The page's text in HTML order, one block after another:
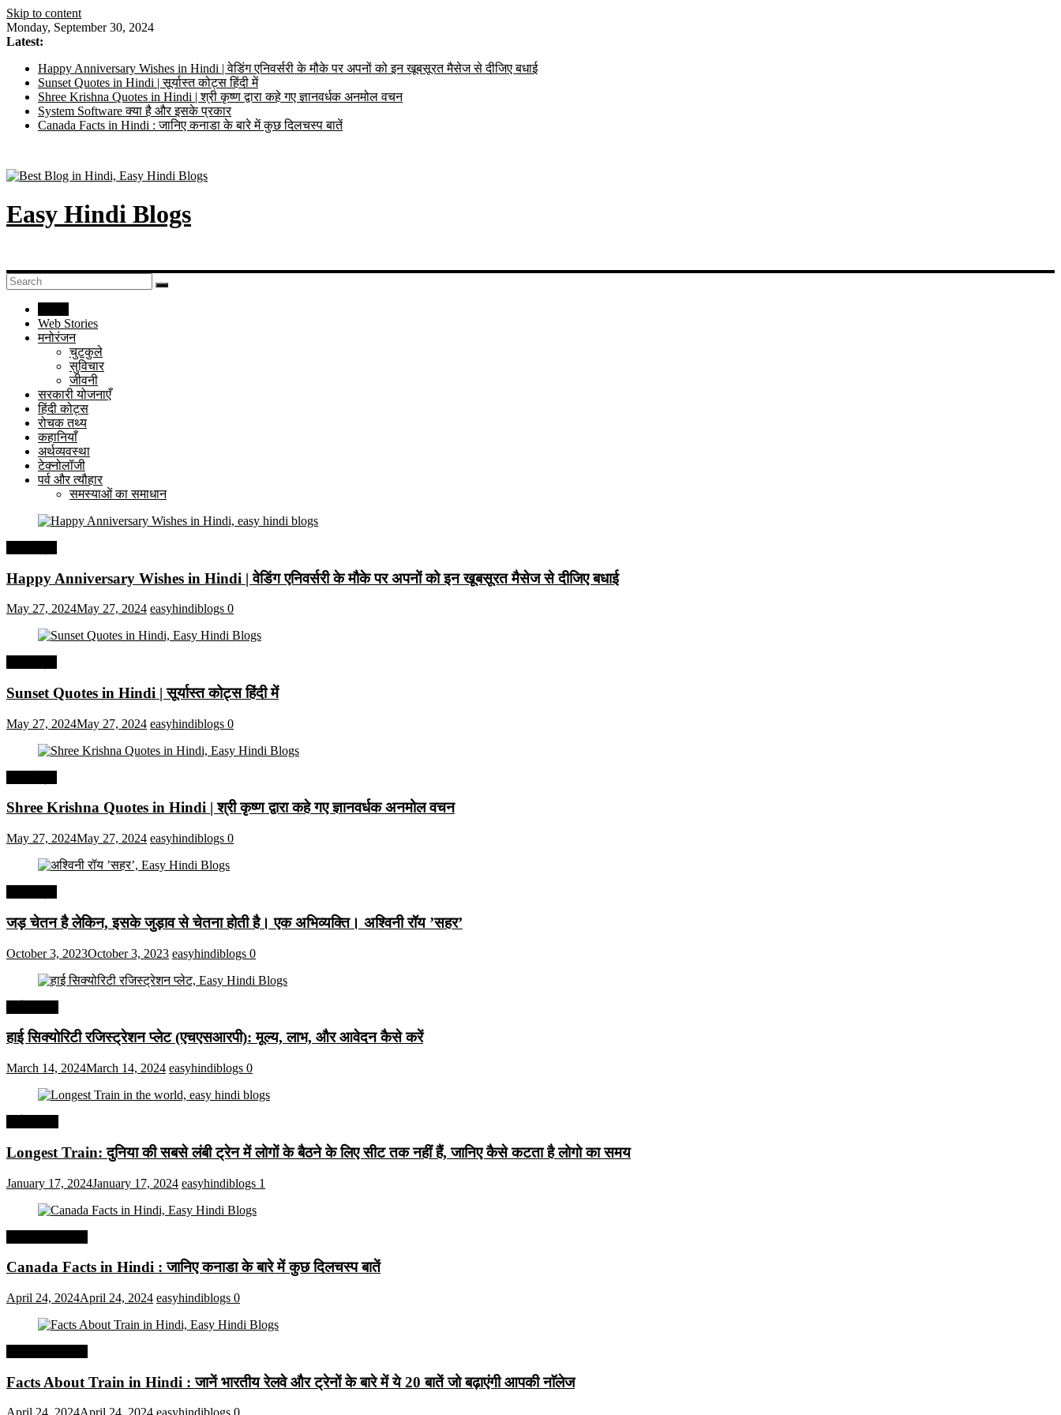
Skip to content
Monday, September 30, 2024
Latest:
Happy Anniversary Wishes in Hindi | वेडिंग एनिवर्सरी के मौके पर अपनों को इन खूबसूरत मैसेज से दीजिए बधाई
Sunset Quotes in Hindi | सूर्यास्त कोट्स हिंदी में
Shree Krishna Quotes in Hindi | श्री कृष्ण द्वारा कहे गए ज्ञानवर्धक अनमोल वचन
System Software क्या है और इसके प्रकार
Canada Facts in Hindi : जानिए कनाडा के बारे में कुछ दिलचस्प बातें
Easy Hindi Blogs
Web Stories
मनोरंजन
चुटकुले
सुविचार
जीवनी
सरकारी योजनाएँ
हिंदी कोट्स
रोचक तथ्य
कहानियाँ
अर्थव्यवस्था
टेक्नोलॉजी
पर्व और त्यौहार
समस्याओं का समाधान
Happy Anniversary Wishes in Hindi | वेडिंग एनिवर्सरी के मौके पर अपनों को इन खूबसूरत मैसेज से दीजिए बधाई
May 27, 2024May 27, 2024 easyhindiblogs 0
Sunset Quotes in Hindi | सूर्यास्त कोट्स हिंदी में
May 27, 2024May 27, 2024 easyhindiblogs 0
Shree Krishna Quotes in Hindi | श्री कृष्ण द्वारा कहे गए ज्ञानवर्धक अनमोल वचन
May 27, 2024May 27, 2024 easyhindiblogs 0
जड़ चेतन है लेकिन, इसके जुड़ाव से चेतना होती है। एक अभिव्यक्ति। अश्विनी रॉय ’सहर’
October 3, 2023October 3, 2023 easyhindiblogs 0
हाई सिक्योरिटी रजिस्ट्रेशन प्लेट (एचएसआरपी): मूल्य, लाभ, और आवेदन कैसे करें
March 14, 2024March 14, 2024 easyhindiblogs 0
Longest Train: दुनिया की सबसे लंबी ट्रेन में लोगों के बैठने के लिए सीट तक ​​नहीं हैं, जानिए कैसे कटता है लोगो का समय
January 17, 2024January 17, 2024 easyhindiblogs 1
Canada Facts in Hindi : जानिए कनाडा के बारे में कुछ दिलचस्प बातें
April 24, 2024April 24, 2024 easyhindiblogs 0
Facts About Train in Hindi : जानें भारतीय रेलवे और ट्रेनों के बारे में ये 20 बातें जो बढ़ाएंगी आपकी नाॅलेज